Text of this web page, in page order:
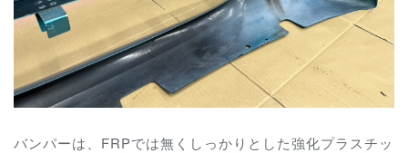
バンパーは、FRPでは無くしっかりとした強化プラスチッ